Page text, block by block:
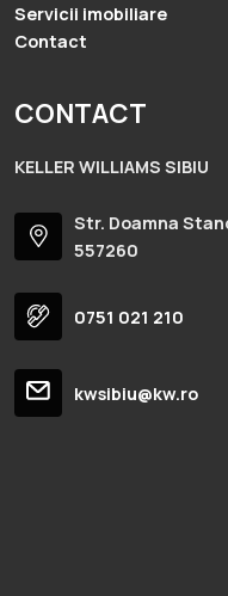
Servicii imobiliare
Contact
CONTACT
KELLER WILLIAMS SIBIU
Str. Doamna
557260
0751 021 210
kwsibiu@kw.ro